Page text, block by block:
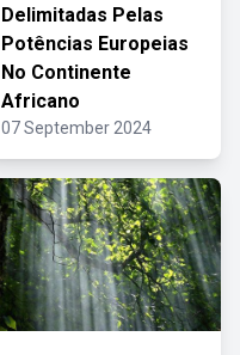
Delimitadas Pelas
Potências Europeias
No Continente
Africano
07 September 2024